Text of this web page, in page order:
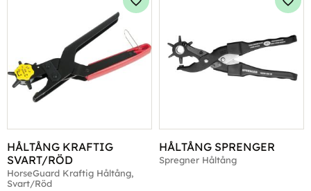
HÅLTÅNG KRAFTIG
SVART/RÖD
HorseGuard Kraftig Håltång,
Svart/Röd
Lägg till i favoriter
HÅLTÅNG SPRENGER
Spregner Håltång